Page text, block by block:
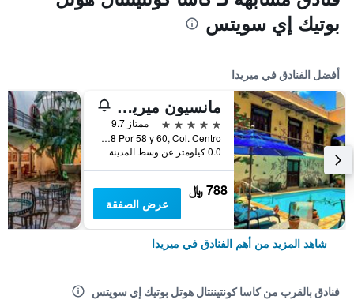
بوتيك إي سويتس
أفضل الفنادق في ميريدا
مانسيون ميريدا هوتل بوتيك - ريستورانت
5 نجوم
ممتاز 9.7
C. 59 #498 Por 58 y 60, Col. Centro, ميريدا, ولاية يوكاتان, المكسيك
0.0 كيلومتر عن وسط المدينة
788 ﷼
عرض الصفقة
شاهد المزيد من أهم الفنادق في ميريدا
فنادق بالقرب من كاسا كونتيننتال هوتل بوتيك إي سويتس